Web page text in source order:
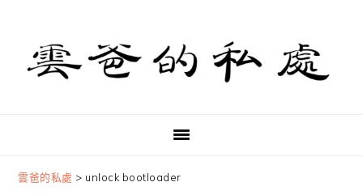
primary
navigation
content
primary
sidebar
雲爸的私處 > unlock bootloader